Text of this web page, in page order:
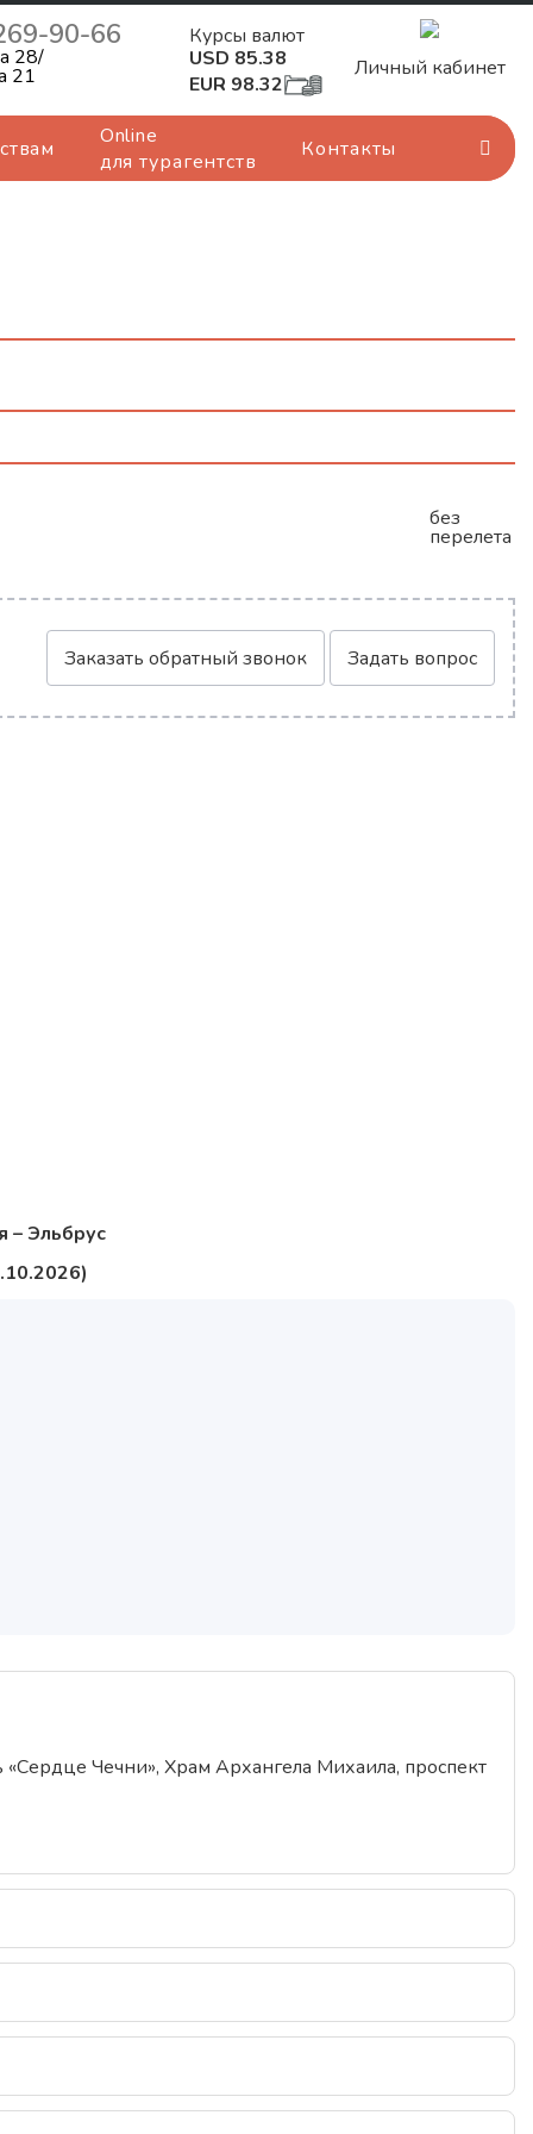
90-66
28/
21
Курсы валют
USD 85.38
EUR 98.32
Личный кабинет
Online
для турагентств
Контакты
без
перелета
Заказать обратный звонок Задать вопрос
– Эльбрус
Чечни», Храм Архангела Михаила, проспект